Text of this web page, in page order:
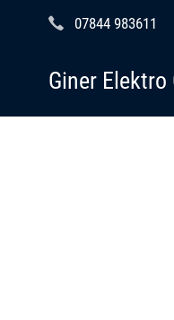
07844 983611
Giner Elektro